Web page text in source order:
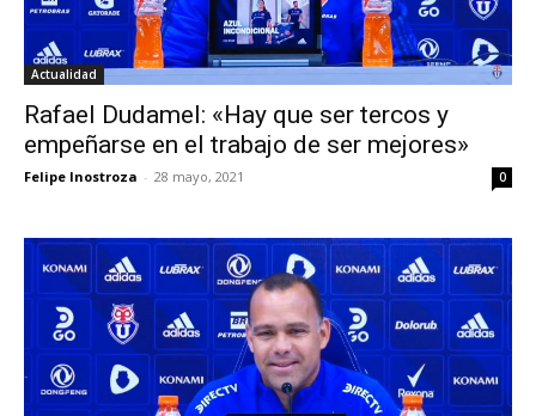
Actualidad
Rafael Dudamel: «Hay que ser tercos y
empeñarse en el trabajo de ser mejores»
Felipe Inostroza - 28 mayo, 2021 0